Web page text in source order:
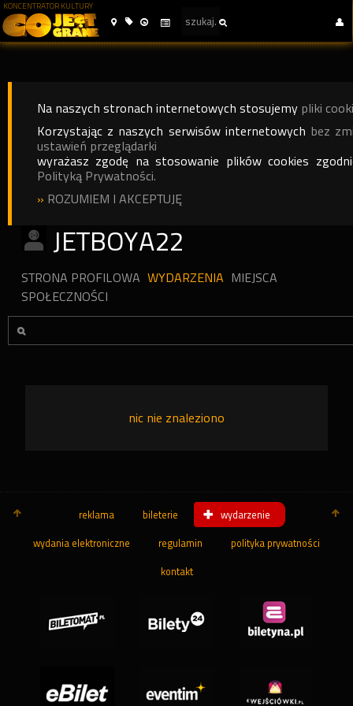
KONCENTRATOR KULTURY
Na naszych stronach internetowych stosujemy pliki
Korzystając z naszych serwisów internetowych bez
ustawień przeglądarki
wyrażasz zgodę na stosowanie plików cookies
Polityką Prywatności.
» ROZUMIEM I AKCEPTUJĘ
JETBOYA22
STRONA PROFILOWA WYDARZENIA MIEJSCA
SPOŁECZNOŚCI
nic nie znaleziono
reklama bileterie wydarzenie
wydania elektroniczne regulamin polityka prywatności
kontakt